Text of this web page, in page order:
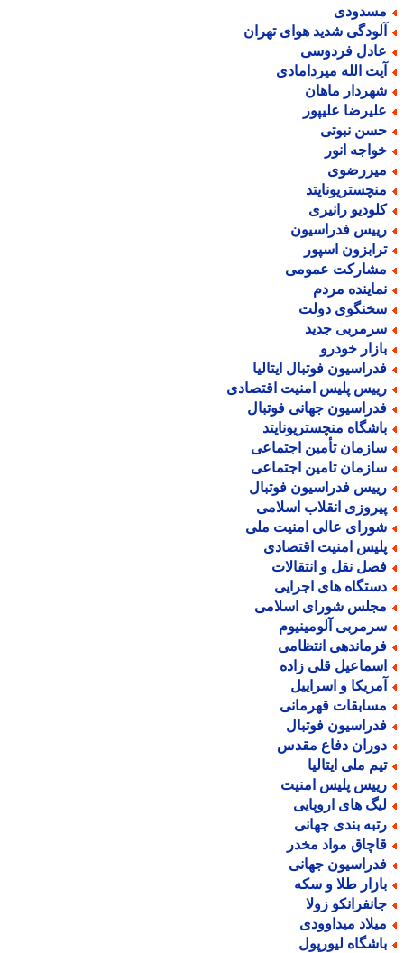
شدید هوای تهران
فردوسی
الله میردامادی
ماهان
علیپور
نبوتی
انور
رانیری
فدراسیون
اسپور
عمومی
مردم
دولت
جدید
خودرو
فوتبال ایتالیا
پلیس امنیت اقتصادی
جهانی فوتبال
منچستریونایتد
تأمین اجتماعی
تامین اجتماعی
فدراسیون فوتبال
انقلاب اسلامی
عالی امنیت ملی
امنیت اقتصادی
نقل و انتقالات
های اجرایی
شورای اسلامی
آلومینیوم
انتظامی
قلی زاده
و اسراییل
قهرمانی
فوتبال
دفاع مقدس
ملی ایتالیا
پلیس امنیت
های اروپایی
بندی جهانی
مواد مخدر
جهانی
طلا و سکه
زولا
میداوودی
لیورپول